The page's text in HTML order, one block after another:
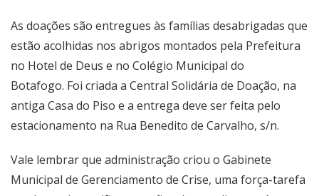
As doações são entregues às famílias desabrigadas que
estão acolhidas nos abrigos montados pela Prefeitura
no Hotel de Deus e no Colégio Municipal do
Botafogo. Foi criada a Central Solidária de Doação, na
antiga Casa do Piso e a entrega deve ser feita pelo
estacionamento na Rua Benedito de Carvalho, s/n.
Vale lembrar que administração criou o Gabinete
Municipal de Gerenciamento de Crise, uma força-tarefa